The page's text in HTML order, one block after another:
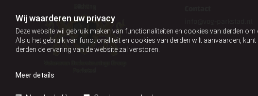
Wij waarderen uw privacy
Deze website wil gebruik maken van functionaliteiten en cookies van derden
Als u het gebruik van functionaliteit en cookies van derden wilt aanvaarden,
derden de ervaring van de website zal verstoren.
Meer details
+31630658560